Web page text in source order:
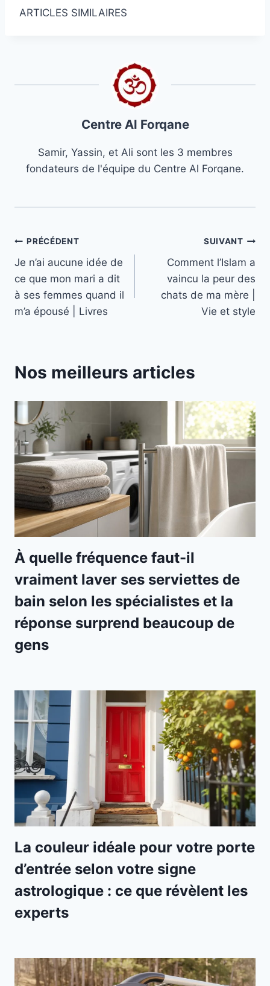
ARTICLES SIMILAIRES
Centre Al Forqane
Samir, Yassin, et Ali sont les 3 membres
fondateurs de l'équipe du Centre Al Forqane.
Navigation
de
l’article
PRÉCÉDENT
Je n’ai aucune idée de
ce que mon mari a dit
à ses femmes quand il
m’a épousé | Livres
SUIVANT
Comment l’Islam a
vaincu la peur des
chats de ma mère |
Vie et style
Nos meilleurs articles
À quelle fréquence faut-il
vraiment laver ses serviettes de
bain selon les spécialistes et la
réponse surprend beaucoup de
gens
La couleur idéale pour votre porte
d’entrée selon votre signe
astrologique : ce que révèlent les
experts